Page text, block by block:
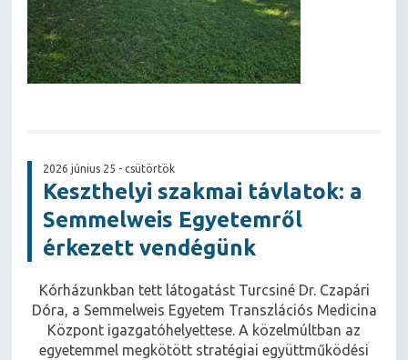
2026 június 25 - csütörtök
Keszthelyi szakmai távlatok: a
Semmelweis Egyetemről
érkezett vendégünk
Kórházunkban tett látogatást Turcsiné Dr. Czapári
Dóra, a Semmelweis Egyetem Transzlációs Medicina
Központ igazgatóhelyettese. A közelmúltban az
egyetemmel megkötött stratégiai együttműködési